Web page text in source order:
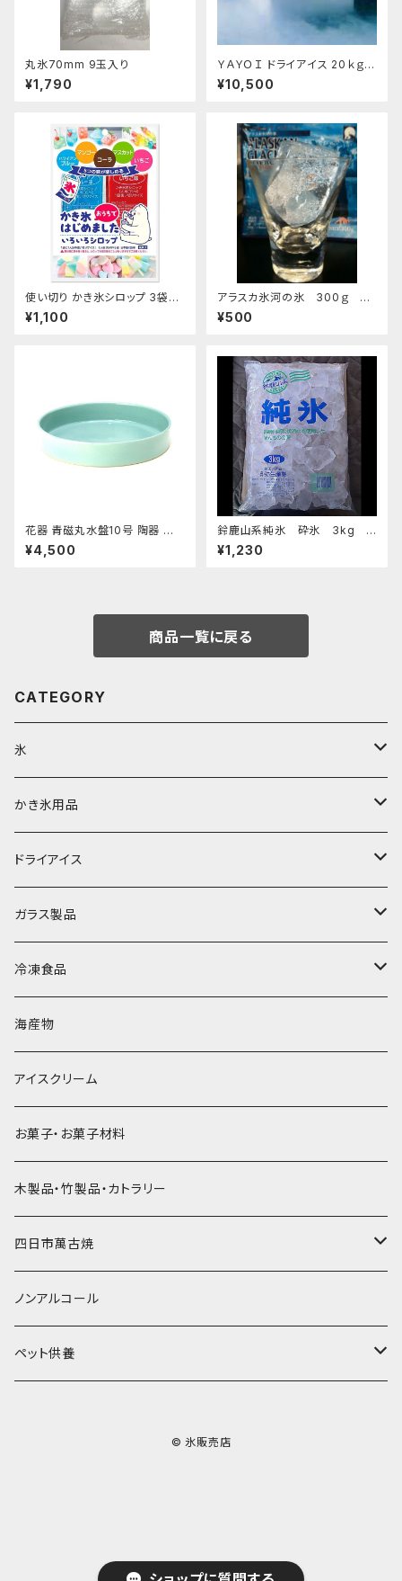
丸氷70mm 9玉入り
¥1,790
ＹＡＹＯＩ ドライアイス 20ｋｇ
おすすめ
¥10,500
使い切り かき氷シロップ 3袋セ
ット いちご ハワイアンブルー マ
ンゴー マスカット コーラ 35mL
¥1,100
アラスカ氷河の氷 300ｇ お
すすめ
¥500
花器 青磁丸水盤10号 陶器 水
盤 花瓶 フラワーベース
¥4,500
鈴鹿山系純氷 砕氷 3kg
おすすめ
¥1,230
商品一覧に戻る
CATEGORY
氷
富士天然水の氷
丸氷
直径70mm
直径65mm
角氷
砕氷
氷河の氷
氷アイテム
かき氷用品
かき氷シロップ
無果汁1.8Lパック
無果汁1Lパック
無添加瓶シロップ
かき氷機・かき氷器
かき氷カップ
発泡スチロール無地-使い捨て
発泡スチロールプリント柄
かき氷スプーン・スプーンストロー
プラスチック・スプーン
プラスチック・スプーンストロー
コンデンスミルク・練乳・あんこ
かき氷セット
その他かき氷用品
ドライアイス
ドライアイス3ｋｇ
ドライアイス4ｋｇ
ドライアイス5ｋｇ
ドライアイス8ｋｇ
ドライアイス10ｋｇ
ドライアイス15ｋｇ
ドライアイス20ｋｇ
ドライアイス25ｋｇ
ガラス製品
オンザロック・グラス
ビール・グラス
タンブラー
かき氷器
冷凍食品
肉まん・あんまん
パスタ・スパゲッティ
惣菜
海産物
アイスクリーム
お菓子・お菓子材料
木製品・竹製品・カトラリー
四日市萬古焼
土鍋・土釜
一般土鍋
皿・椀・丼・小物
ノンアルコール
ペット供養
葬祭用ドライアイス
© 氷販売店